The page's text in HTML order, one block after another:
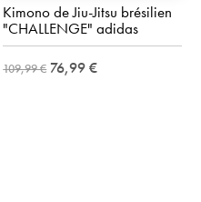
Kimono de Jiu-Jitsu brésilien
"CHALLENGE" adidas
109,99 € 76,99 €